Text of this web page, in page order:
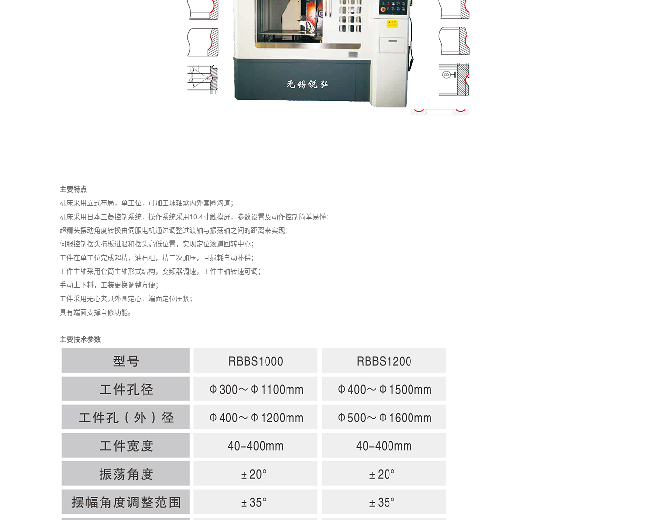
主要特点
机床采用立式布局，单工位，可加工球轴承内外套圈沟道；
机床采用日本三菱控制系统，操作系统采用10.4寸触摸屏，参数设置及动作控制简单易懂；
超精头摆动角度转换由伺服电机通过调整过渡轴与振荡轴之间的距离来实现；
伺服控制摆头拖板进退和摆头高低位置，实现定位滚道回转中心；
工件在单工位完成超精，油石粗，精二次加压，且损耗自动补偿；
工件主轴采用套筒主轴形式结构，变频器调速，工件主轴转速可调；
手动上下料，工装更换调整方便；
工件采用无心夹具外圆定心，端面定位压紧；
具有端面支撑自修功能。
主要技术参数